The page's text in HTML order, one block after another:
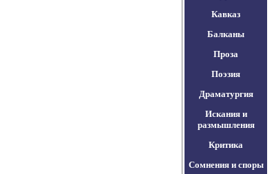
Кавказ
Балканы
Проза
Поэзия
Драматургия
Искания и
размышления
Критика
Сомнения и споры